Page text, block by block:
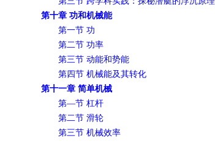
第十章 功和机械能
第一节 功
第二节 功率
第三节 动能和势能
第四节 机械能及其转化
第十一章 简单机械
第—节 杠杆
第二节 滑轮
第三节 机械效率